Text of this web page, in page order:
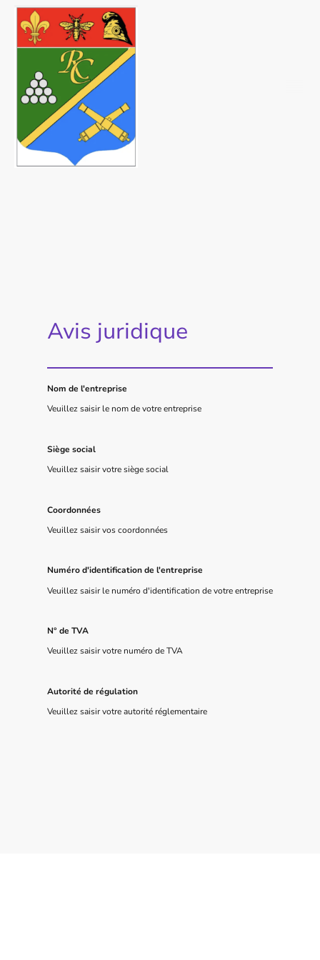
Avis juridique
Nom de l'entreprise
Veuillez saisir le nom de votre entreprise
Siège social
Veuillez saisir votre siège social
Coordonnées
Veuillez saisir vos coordonnées
Numéro d'identification de l'entreprise
Veuillez saisir le numéro d'identification de votre entreprise
N° de TVA
Veuillez saisir votre numéro de TVA
Autorité de régulation
Veuillez saisir votre autorité réglementaire